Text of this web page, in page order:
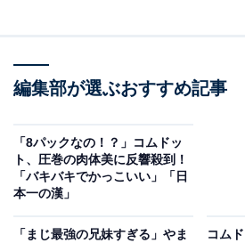
編集部が選ぶおすすめ記事
「8パックなの！？」コムドッ
ト、圧巻の肉体美に反響殺到！
「バキバキでかっこいい」「日
本一の漢」
「まじ最強の兄妹すぎる」やま
コム